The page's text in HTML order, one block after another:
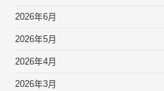
2026年6月
2026年5月
2026年4月
2026年3月